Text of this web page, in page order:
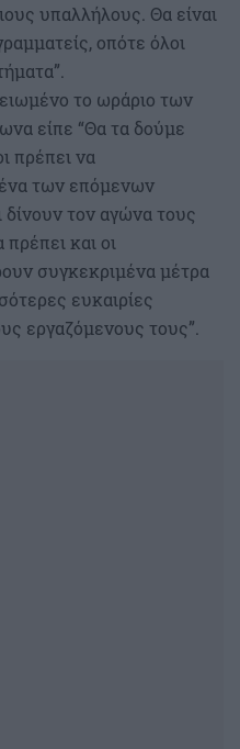
υπαλλήλους. Θα είναι
οπότε όλοι
το ωράριο των
είπε “Θα τα δούμε
πρέπει να
των επόμενων
δίνουν τον αγώνα τους
και οι
συγκεκριμένα μέτρα
ευκαιρίες
εργαζόμενους τους”.